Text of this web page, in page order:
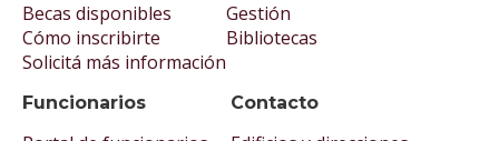
Becas disponibles
Cómo inscribirte
Solicitá más información
Gestión
Bibliotecas
Funcionarios Contacto